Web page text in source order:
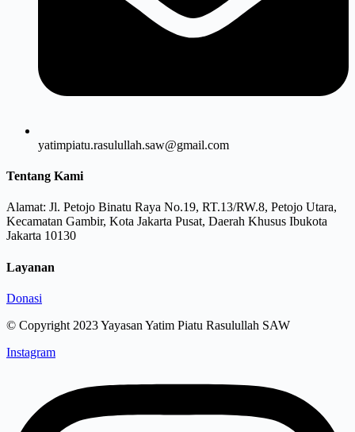
yatimpiatu.rasulullah.saw@gmail.com
Tentang Kami
Alamat: Jl. Petojo Binatu Raya No.19, RT.13/RW.8, Petojo Utara,
Kecamatan Gambir, Kota Jakarta Pusat, Daerah Khusus Ibukota
Jakarta 10130
Layanan
Donasi
© Copyright 2023 Yayasan Yatim Piatu Rasulullah SAW
Instagram